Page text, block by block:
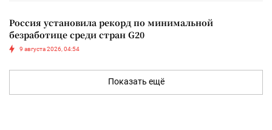
Россия установила рекорд по минимальной
безработице среди стран G20
9 августа 2026, 04:54
Показать ещё